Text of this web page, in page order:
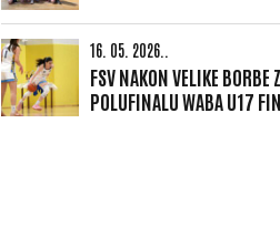
16. 05. 2026..
FSV NAKON VELIKE BORBE
POLUFINALU WABA U17